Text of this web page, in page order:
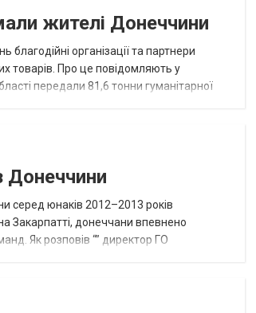
жителі Донеччини
організації та партнери
товарів. Про це повідомляють у
передали 81,6 тонни гуманітарної
Донеччини
серед юнаків 2012–2013 років
Закарпатті, донеччани впевнено
Як розповів “” директор ГО